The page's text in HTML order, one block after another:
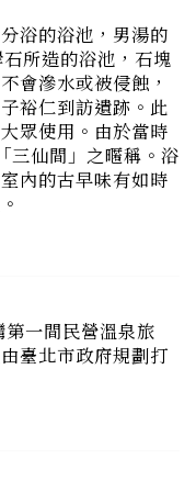
會滲水或被侵蝕，
裕仁到訪遺跡。此
眾使用。由於當時
仙間」之暱稱。浴
內的古早味有如時
臺北市政府規劃打
成為閒置空間，經